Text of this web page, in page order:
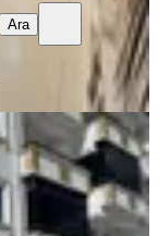
Ara
Kiralık